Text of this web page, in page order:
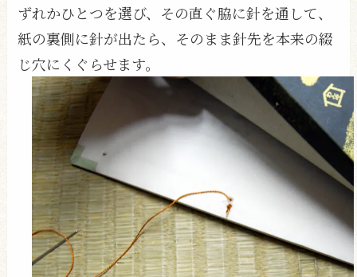
ずれかひとつを選び、その直ぐ脇に針を通して、
紙の裏側に針が出たら、そのまま針先を本来の綴
じ穴にくぐらせます。